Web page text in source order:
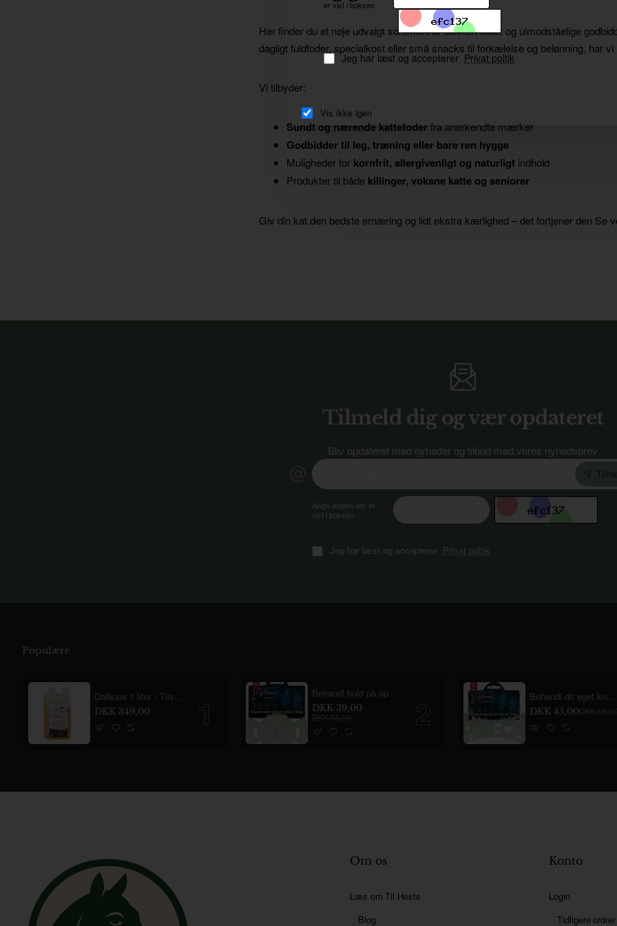
er vist i boksen
Jeg har læst og accepterer Privat poltik
Vis ikke igen
Her finder du et nøje udvalgt sortiment af lækkert foder og uimodståelige
dagligt fuldfoder, specialkost eller små snacks til forkælelse og belønning, har
Vi tilbyder:
Sundt og nærende kattefoderfra anerkendte mærker
Godbidder til leg, træning eller bare ren hygge
Muligheder for kornfrit, allergivenligt og naturligt indhold
Produkter til både killinger, voksne katte og seniorer
Giv din kat den bedste ernæring og lidt ekstra kærlighed – det fortjener den Se
Tilmeld dig og vær opdateret
Bliv opdateret med nyheder og tilbud med vores nyhedsbrev
Indtast
email
Angiv koden der er
vist i boksen
Jeg har læst og accepterer Privat poltik
Populære
Colikare 1 liter - Tilskud mod gas og ubehag i maven til heste
DKK 349,00 DKK 39,00
Behandl dit eget knogle 2 Glow
DKK 45,00
Om os
Læs om Til Heste
Blog
Konto
Login
Tidligere ordrer